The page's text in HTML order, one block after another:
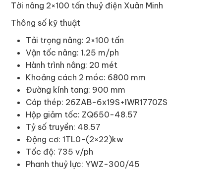
Tời nâng 2×100 tấn thuỷ điện Xuân Minh
Thông số kỹ thuật
Tải trọng nâng: 2×100 tấn
Vận tốc nâng: 1.25 m/ph
Hành trình nâng: 20 mét
Khoảng cách 2 móc: 6800 mm
Đường kính tang: 900 mm
Cáp thép: 26ZAB-6x19S+IWR1770ZS
Hộp giảm tốc: ZQ650-48.57
Tỷ số truyền: 48.57
Động cơ: 1TL0-(2×22)kw
Tốc độ: 735 v/ph
Phanh thuỷ lực: YWZ-300/45